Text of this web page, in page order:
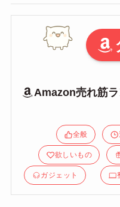
Amazon売れ筋
全般
欲しいもの
ガジェット